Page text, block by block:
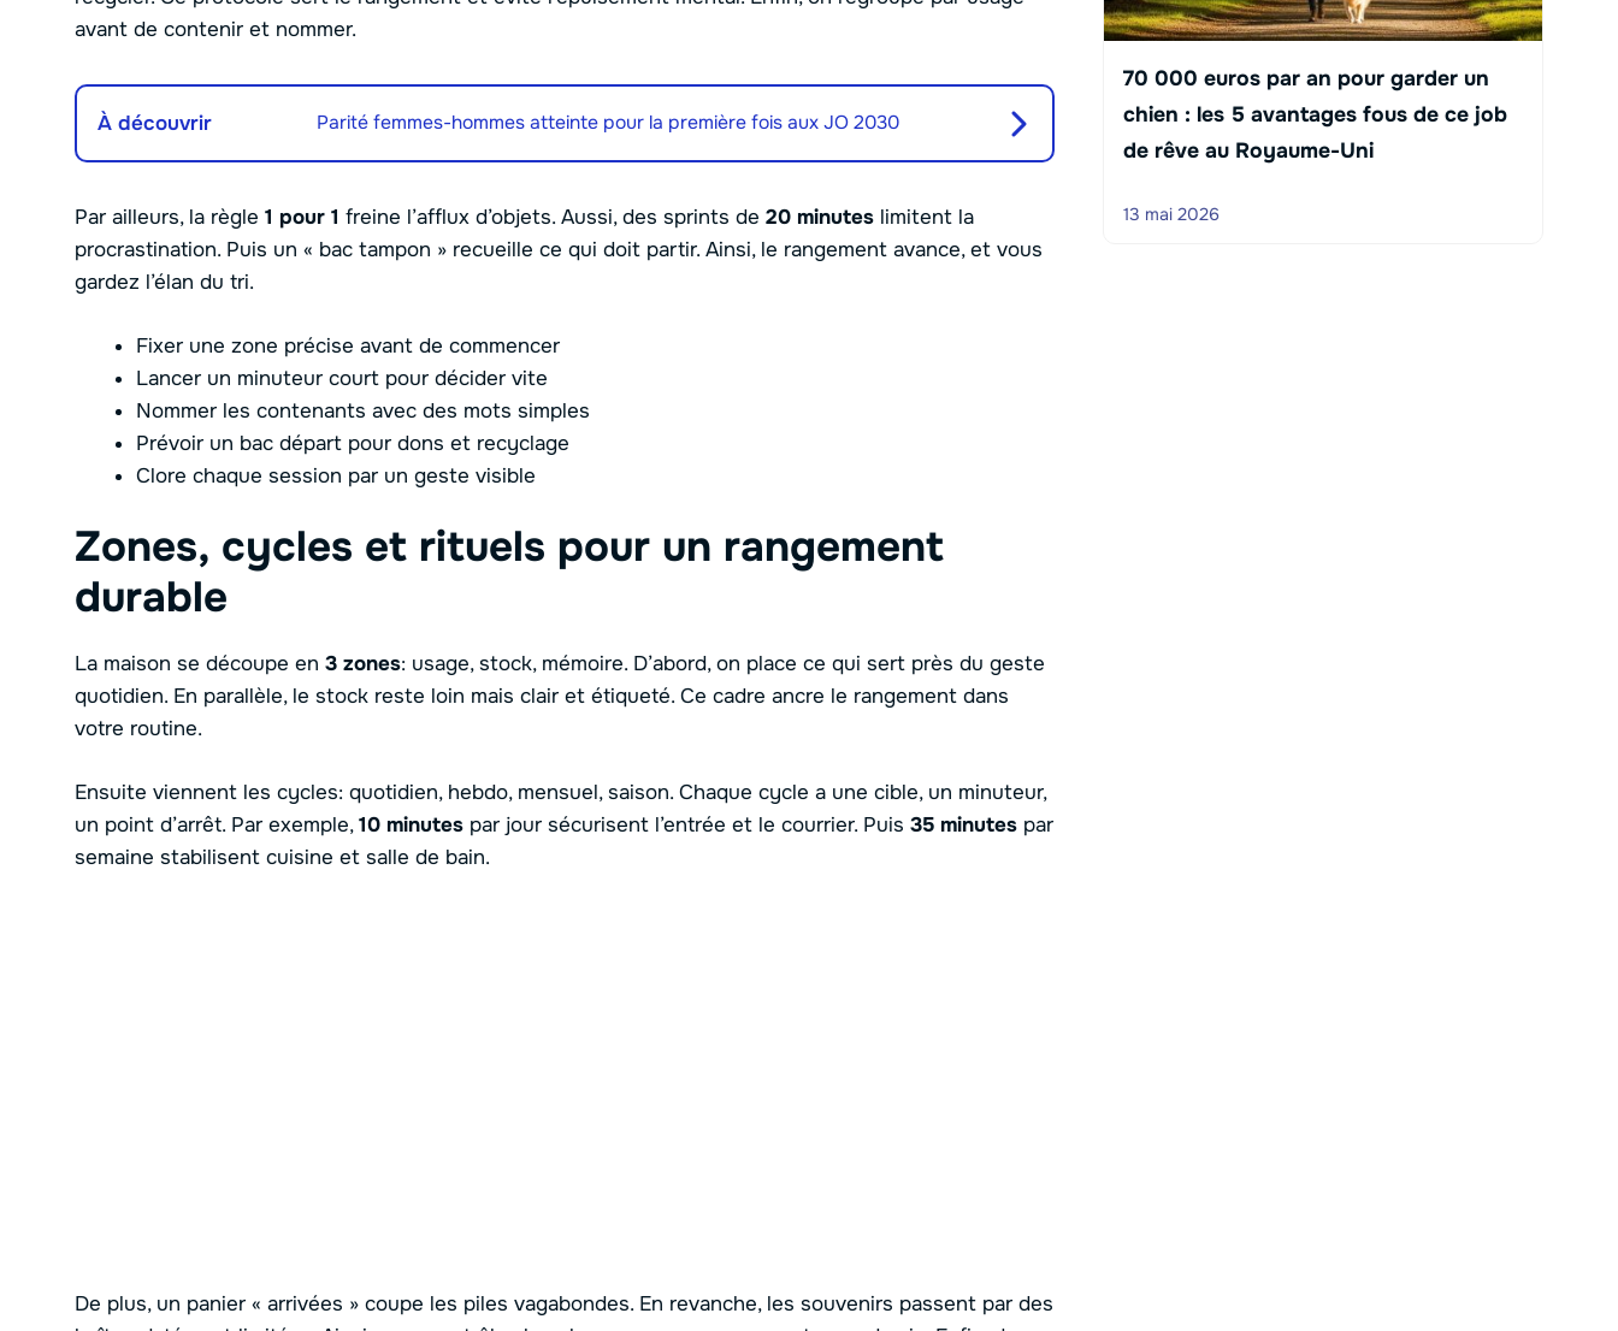
avant de contenir et nommer.
À découvrir Parité femmes-hommes atteinte pour la première fois aux JO 2030
Par ailleurs, la règle 1 pour 1 freine l’afflux d’objets. Aussi, des sprints de 20 minutes limitent la
procrastination. Puis un « bac tampon » recueille ce qui doit partir. Ainsi, le rangement avance, et vous
gardez l’élan du tri.
Fixer une zone précise avant de commencer
Lancer un minuteur court pour décider vite
Nommer les contenants avec des mots simples
Prévoir un bac départ pour dons et recyclage
Clore chaque session par un geste visible
Zones, cycles et rituels pour un rangement
durable
La maison se découpe en 3 zones: usage, stock, mémoire. D’abord, on place ce qui sert près du geste
quotidien. En parallèle, le stock reste loin mais clair et étiqueté. Ce cadre ancre le rangement dans
votre routine.
Ensuite viennent les cycles: quotidien, hebdo, mensuel, saison. Chaque cycle a une cible, un minuteur,
un point d’arrêt. Par exemple,10 minutes par jour sécurisent l’entrée et le courrier. Puis 35 minutes par
semaine stabilisent cuisine et salle de bain.
De plus, un panier « arrivées » coupe les piles vagabondes. En revanche, les souvenirs passent par des
70 000 euros par an pour garder un
chien : les 5 avantages fous de ce job
de rêve au Royaume-Uni
13 mai 2026